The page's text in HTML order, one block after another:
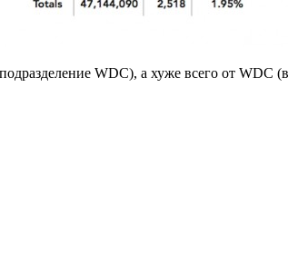
WDC), а хуже всего от WDC